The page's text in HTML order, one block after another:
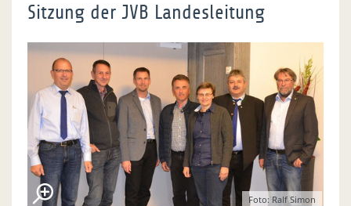
Sitzung der JVB Landesleitung
Foto: Ralf Simon